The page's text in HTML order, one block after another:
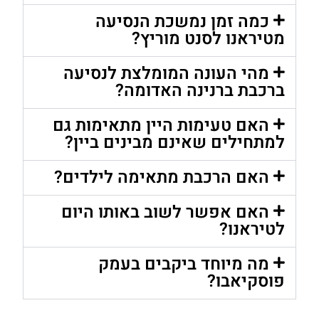
כמה זמן נמשכת הנסיעה
מטיראנו לסנט מוריץ?
מהי העונה המומלצת לנסיעה
ברכבת ברנינה האדומה?
האם טעימות היין מתאימות גם
למתחילים שאינם מבינים ביין?
האם הרכבת מתאימה לילדים?
האם אפשר לשוב באותו היום
לטיראנו?
מה מיוחד ביקבים בעמק
פוסקיאבו?